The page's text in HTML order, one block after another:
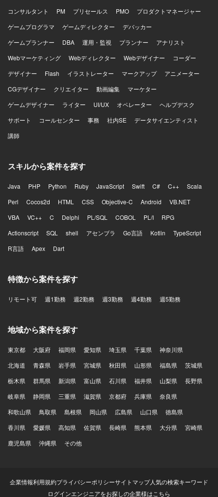
コンサルタント
PM プリセールス PMO
プロダクトマネージャー
ゲームプログラマ
ゲームディレクター
デバッカー
ゲームプランナー
DBA 運用・監視 プランナー
アナリスト
Webマーケティング
Webディレクター Webデザイナー
コーダー
デザイナー
Flash イラストレーター マークアップ
アニメーター
CGデザイナー
クリエイター 動画編集
マーケター
ゲームデザイナー
ライター UI/UX オペレーター
ヘルプデスク
サポート
コールセンター 事務 社内SE
データサイエンティスト
講師
スキルから案件を探す
Java PHP Python Ruby JavaScript Swift C# C++
Scala
Perl
Cocos2d HTML CSS Objective-C Android
VB.NET
VBA
VC++ C Delphi PL/SQL COBOL PL/I
RPG
Actionscript
SQL shell アセンブラ Go言語 Kotlin
TypeScript
R言語
Apex Dart
特徴から案件を探す
リモート可 週1勤務 週2勤務 週3勤務 週4勤務 週5勤務
地域から案件を探す
東京都 大阪府 福岡県 愛知県 埼玉県 千葉県
神奈川県
北海道
青森県 岩手県 宮城県 秋田県 山形県 福島県
茨城県
栃木県
群馬県 新潟県 富山県 石川県 福井県 山梨県
長野県
岐阜県
静岡県 三重県 滋賀県 京都府 兵庫県
奈良県
和歌山県
鳥取県 島根県 岡山県 広島県 山口県
徳島県
香川県
愛媛県 高知県 佐賀県 長崎県 熊本県 大分県
宮崎県
鹿児島県
沖縄県 その他
企業情報利用規約プライバシーポリシーサイトマップ人気の検索キーワード
ログインエンジニアをお探しの企業様はこちら